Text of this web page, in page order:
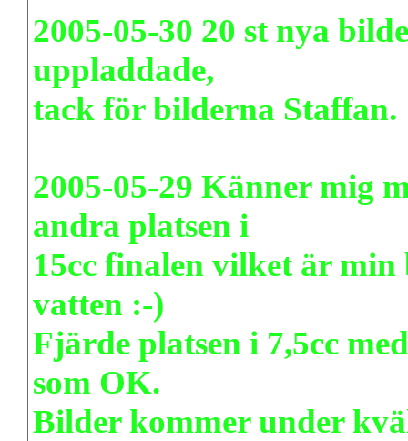
2005-05-30 20 st nya
uppladdade,
tack för bilderna Staffan.
2005-05-29 Känner mig
andra platsen i
15cc finalen vilket är min
vatten :-)
Fjärde platsen i 7,5cc
som OK.
Bilder kommer under